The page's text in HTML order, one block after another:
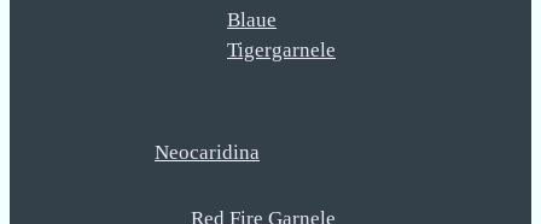
Blaue
Tigergarnele
Neocaridina
Red Fire Garnele